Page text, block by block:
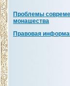
Проблемы
монашества
Правовая